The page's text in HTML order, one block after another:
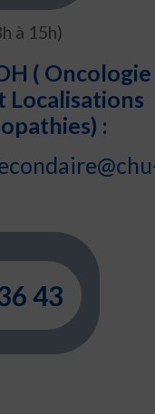
à 15h)
( Oncologie
Localisations
:
43